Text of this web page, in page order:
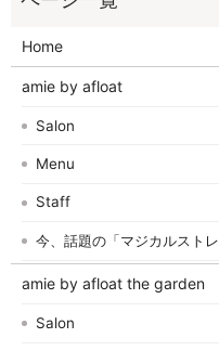
Home
amie by afloat
Salon
Menu
Staff
今、話題の「マジカルスト
amie by afloat the garden
Salon